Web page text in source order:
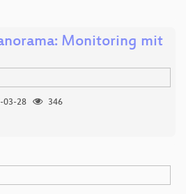
Monitoring mit
03-28
346